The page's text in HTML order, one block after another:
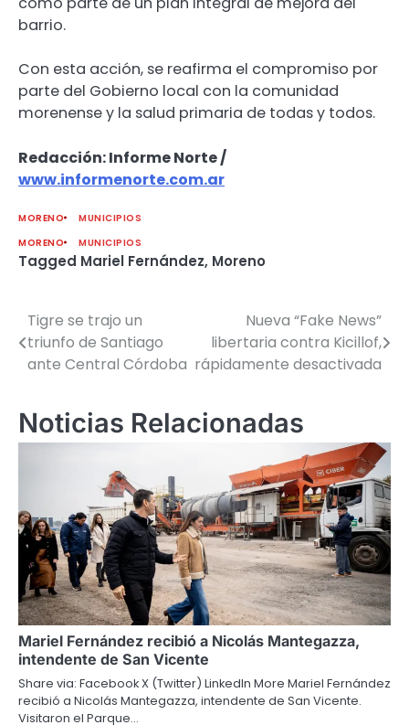
barrio.
Con esta acción, se reafirma el compromiso por
parte del Gobierno local con la comunidad
morenense y la salud primaria de todas y todos.
Redacción: Informe Norte /
www.informenorte.com.ar
MORENO
MUNICIPIOS
MORENO
MUNICIPIOS
Tagged Mariel Fernández, Moreno
Navegación
de
Tigre se trajo un
triunfo de Santiago
ante Central Córdoba
Nueva “Fake News”
libertaria contra Kicillof,
rápidamente desactivada
Noticias Relacionadas
Mariel Fernández recibió a Nicolás Mantegazza,
intendente de San Vicente
Share via: Facebook X (Twitter) LinkedIn More Mariel Fernández
recibió a Nicolás Mantegazza, intendente de San Vicente.
Visitaron el Parque…